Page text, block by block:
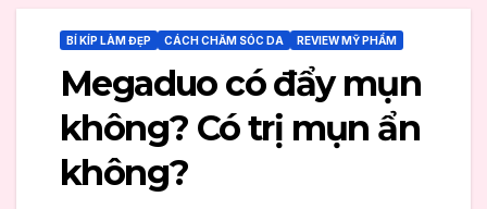
BÍ KÍP LÀM ĐẸP CÁCH CHĂM SÓC DA REVIEW MỸ PHẨM
Megaduo có đẩy mụn
không? Có trị mụn ẩn
không?